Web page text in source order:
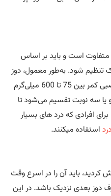
است و باید بر اساس
شود. به‌طور معمول، دوز
مصرفی پرگابالین برای دردهای عصبی کمر بین 75 تا 600 میلی‌گرم
نوبت تقسیم می‌شود تا
که درد های بسیار
میکنند.
باید آن را در اسرع وقت
بعدی نزدیک باشد. در این